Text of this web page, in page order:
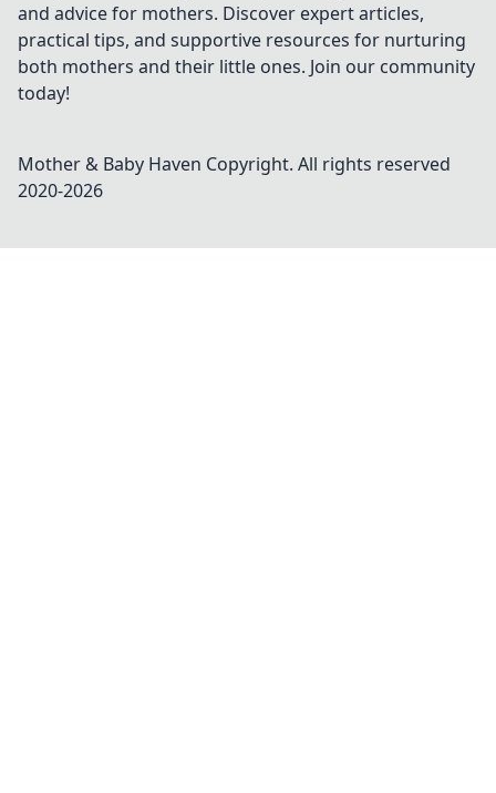
and advice for mothers. Discover expert articles,
practical tips, and supportive resources for nurturing
both mothers and their little ones. Join our community
today!
Mother & Baby Haven Copyright. All rights reserved
2020-2026